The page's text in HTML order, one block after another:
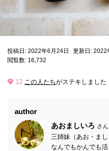
投稿日: 2022年6月24日
更新日: 2022
閲覧数: 16,732
12 この人たちがステキしました
author
あおましいろ さん
三姉妹（あお・まし
なんでもかんでも